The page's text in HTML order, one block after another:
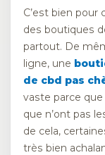
C’est bien pour
des boutiques
partout. De
ligne, une
de cbd pas
vaste parce que
que n’ont pas
de cela,
très bien